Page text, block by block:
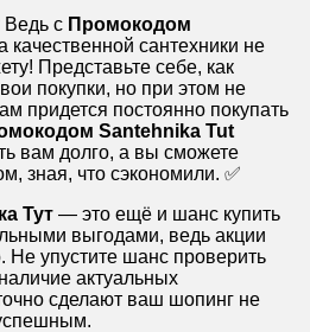
Ведь с Промокодом
качественной сантехники не
Представьте себе, как
покупки, но при этом не
придется постоянно покупать
Santehnika Tut
вам долго, а вы сможете
зная, что сэкономили. ✅
Тут — это ещё и шанс купить
выгодами, ведь акции
Не упустите шанс проверить
актуальных
сделают ваш шопинг не